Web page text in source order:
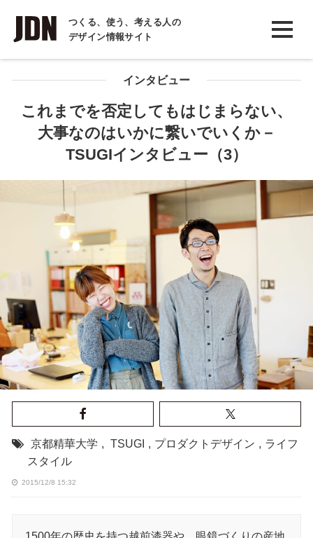
つくる、使う、考える人の
デザイン情報サイト
INTERVIEW
インタビュー
REPORT
COLUMN
コラム
インタビュー
これまでを否定してもはじまらない、
大事なのはいかに繋いでいくか－
TSUGIインタビュー（3）
京都精華大学 , TSUGI , プロダクトデザイン , ライフ
スタイル
2015/12/8 15:32